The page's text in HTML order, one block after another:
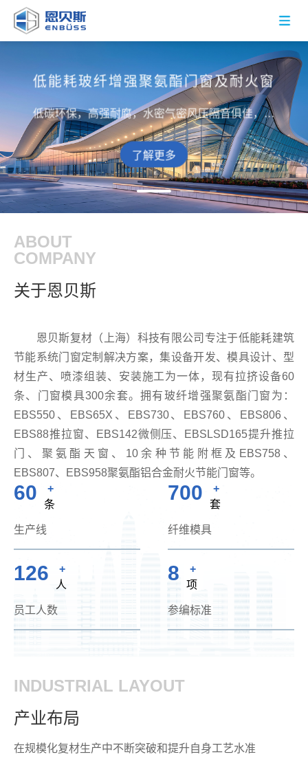
纤
维
增
强
复
合
材
料
拉
挤
型
材
定
制
解
决
方
案
纤维复合材料研发、生产与销售一体化，专注为客
户提供具有性价比产品与服务
了解更多
低能耗玻纤增强聚氨酯门窗及耐火窗
低碳环保，高强耐腐，水密气密风压隔音俱佳，助
力低能耗、零碳绿色建筑发展
了解更多
玄武岩光伏支架与聚氨酯光伏边框
双效提升光伏系统效能与寿命，赋能清洁能源发
展，为光伏事业降本增效
了解更多
纤维增强复合材料拉挤型材定制解决
方案
纤维复合材料研发、生产与销售一体化，专注为客
户提供具有性价比产品与服务
了解更多
低能耗玻纤增强聚氨酯门窗及耐火窗
低碳环保，高强耐腐，水密气密风压隔音俱佳，助
力低能耗、零碳绿色建筑发展
了解更多
ABOUT
COMPANY
关于恩贝斯
恩贝斯复材（上海）科技有限公司专注于低能耗建筑
节能系统门窗定制解决方案，集设备开发、模具设计、型
材生产、喷漆组装、安装施工为一体，现有拉挤设备60
条、门窗模具300余套。拥有玻纤增强聚氨酯门窗为：
EBS550、EBS65X、EBS730、EBS760、EBS806、
EBS88推拉窗、EBS142微侧压、EBSLSD165提升推拉
门、聚氨酯天窗、10余种节能附框及EBS758、
EBS807、EBS958聚氨酯铝合金耐火节能门窗等。
60
+
条
生产线
700
+
套
纤维模具
126
+
人
员工人数
8
+
项
参编标准
INDUSTRIAL LAYOUT
产业布局
在规模化复材生产中不断突破和提升自身工艺水准